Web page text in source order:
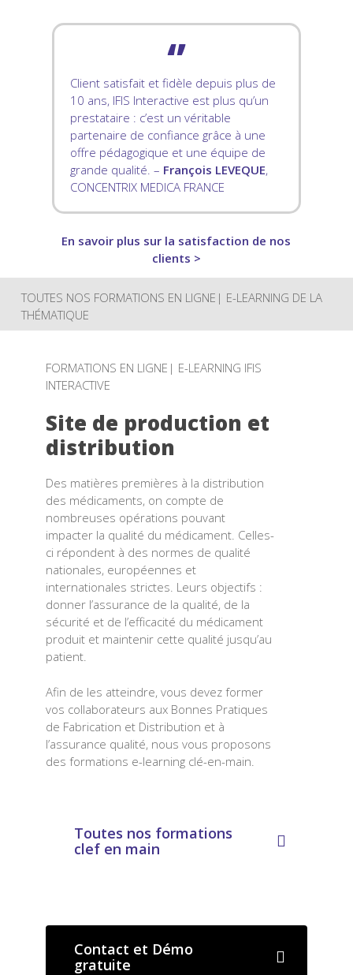
‘’
Client satisfait et fidèle depuis plus de
10 ans, IFIS Interactive est plus qu’un
prestataire : c’est un véritable
partenaire de confiance grâce à une
offre pédagogique et une équipe de
grande qualité. – François LEVEQUE,
CONCENTRIX MEDICA FRANCE
En savoir plus sur la satisfaction de nos
clients >
TOUTES NOS FORMATIONS EN LIGNE| E-LEARNING DE LA
THÉMATIQUE
FORMATIONS EN LIGNE| E-LEARNING IFIS
INTERACTIVE
Site de production et
distribution
Des matières premières à la distribution
des médicaments, on compte de
nombreuses opérations pouvant
impacter la qualité du médicament. Celles-
ci répondent à des normes de qualité
nationales, européennes et
internationales strictes. Leurs objectifs :
donner l’assurance de la qualité, de la
sécurité et de l’efficacité du médicament
produit et maintenir cette qualité jusqu’au
patient.
Afin de les atteindre, vous devez former
vos collaborateurs aux Bonnes Pratiques
de Fabrication et Distribution et à
l’assurance qualité, nous vous proposons
des formations e-learning clé-en-main.
Toutes nos formations
clef en main
Contact et Démo
gratuite